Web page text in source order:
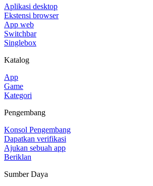
Aplikasi desktop
Ekstensi browser
App web
Switchbar
Singlebox
Katalog
App
Game
Kategori
Pengembang
Konsol Pengembang
Dapatkan verifikasi
Ajukan sebuah app
Beriklan
Sumber Daya